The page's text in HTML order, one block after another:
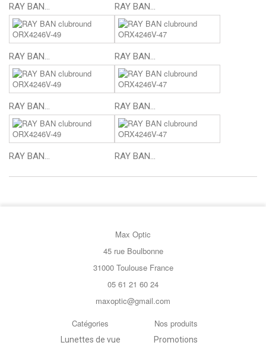
RAY BAN... RAY BAN...
RAY BAN... RAY BAN...
RAY BAN... RAY BAN...
RAY BAN... RAY BAN...
Max Optic
45 rue Boulbonne
31000 Toulouse France
05 61 21 60 24
maxoptic@gmail.com
Catégories
Lunettes de vue
Nos produits
Promotions